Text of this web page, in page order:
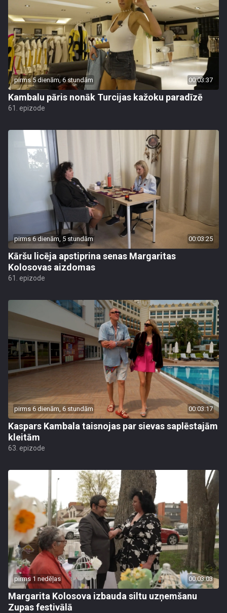
pirms 5 dienām, 6 stundām 00:03:37
Kambalu pāris nonāk Turcijas kažoku paradīzē
61. epizode
pirms 6 dienām, 5 stundām 00:03:25
Kāršu licēja apstiprina senas Margaritas
Kolosovas aizdomas
61. epizode
pirms 6 dienām, 6 stundām 00:03:17
Kaspars Kambala taisnojas par sievas saplēstajām
kleitām
63. epizode
pirms 1 nedēļas 00:03:03
Margarita Kolosova izbauda siltu uzņemšanu
Zupas festivālā